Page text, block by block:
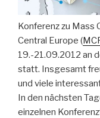
Konferenz zu Mass
Central Europe (
19.-21.09.2012 an
statt. Insgesamt
und viele
In den nächsten
einzelnen